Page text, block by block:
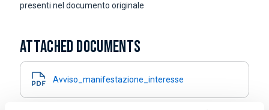
presenti nel documento originale
ATTACHED DOCUMENTS
Avviso_manifestazione_interesse